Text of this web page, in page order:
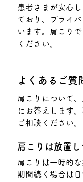
患者さまが安心
ており、プライ
います。肩こり
ください。
よくあるご質
肩こりについて
にお答えします
ご相談ください。
肩こりは放置
肩こりは一時的
期間続く場合は